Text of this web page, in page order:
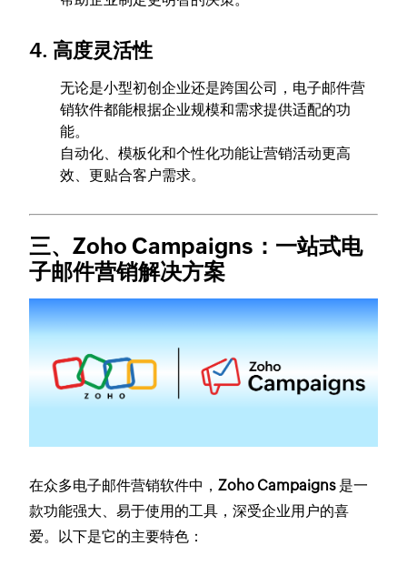
4. 高度灵活性
无论是小型初创企业还是跨国公司，电子邮件营
销软件都能根据企业规模和需求提供适配的功
能。
自动化、模板化和个性化功能让营销活动更高
效、更贴合客户需求。
三、Zoho Campaigns：一站式电
子邮件营销解决方案
在众多电子邮件营销软件中，Zoho Campaigns 是一
款功能强大、易于使用的工具，深受企业用户的喜
爱。以下是它的主要特色：